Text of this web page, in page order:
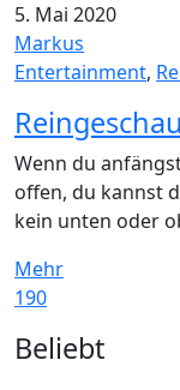
5. Mai 2020
Markus
Entertainment,
Wenn du
offen, du kannst
kein unten oder
Mehr
190
Widgets
Beliebt